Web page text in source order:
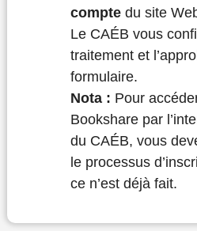
comptedu site
Le CAÉB vous
traitement et
formulaire.
Nota : Pour
Bookshare par
du CAÉB, vous
le processus
ce n’est déjà fait.